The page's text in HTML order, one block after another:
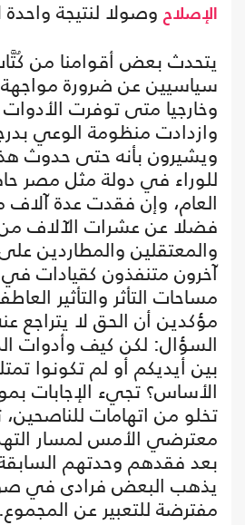
الإصلاح وصولا لنتيجة
يتحدث بعض أقوامنا من
سياسيين عن ضرورة مواجهة
وخارجيا متى توفرت الأدوات
وازدادت منظومة الوعي
ويشيرون بأنه حتى حدوث
للوراء في دولة مثل مصر
العام، وإن فقدت عدة آلاف
فضلا عن عشرات الآلاف
والمعتقلين والمطاردين
آخرون متنفذون كقيادات في
مساحات التأثر والتأثير
مؤكدين أن الحق لا يتراجع
السؤال: لكن كيف وأدوات
بين أيديكم أو لم تكونوا
الأساس؟ تجيء الإجابات
تخلو من اتهامات
معترضي الأمس لمسار
بعد فقدهم وحدتهم
يذهب البعض فرادى في
مفترضة للتعبير عن المجموع.